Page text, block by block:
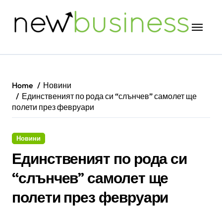
Home
Новини
Единственият по рода си “слънчев” самолет ще
полети през февруари
Новини
Единственият по рода си
“слънчев” самолет ще
полети през февруари